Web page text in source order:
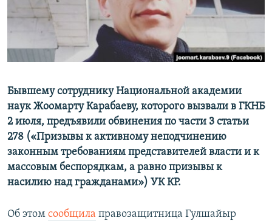
Бывшему сотруднику Национальной академии
наук Жоомарту Карабаеву, которого вызвали в ГКНБ
2 июля, предъявили обвинения по части 3 статьи
278 («Призывы к активному неподчинению
законным требованиям представителей власти и к
массовым беспорядкам, а равно призывы к
насилию над гражданами») УК КР.
Об этом сообщила правозащитница Гулшайыр